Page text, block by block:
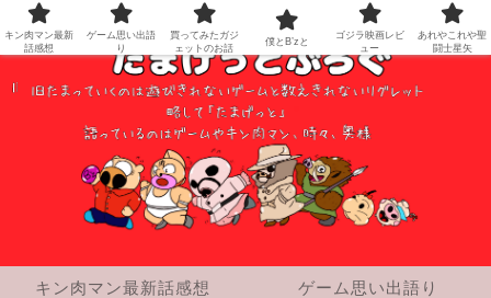
キン肉マン最新話感想 ゲーム思い出語り
キン肉マン最新
話感想
ゲーム思い出語
り
買ってみたガジ
ェットのお話
僕とB’zと
ゴジラ映画レビ
ュー
あれやこれや聖
闘士星矢